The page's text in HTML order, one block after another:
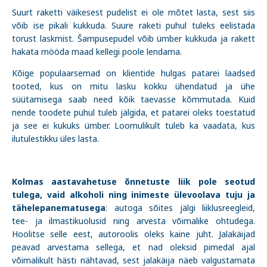
Suurt raketti väikesest pudelist ei ole mõtet lasta, sest siis
võib ise pikali kukkuda. Suure raketi puhul tuleks eelistada
torust laskmist. Šampusepudel võib ümber kukkuda ja rakett
hakata mööda maad kellegi poole lendama.
Kõige populaarsemad on klientide hulgas patarei laadsed
tooted, kus on mitu lasku kokku ühendatud ja ühe
süütamisega saab need kõik taevasse kõmmutada. Kuid
nende toodete puhul tuleb jälgida, et patarei oleks toestatud
ja see ei kukuks ümber. Loomulikult tuleb ka vaadata, kus
ilutulestikku üles lasta.
Kolmas aastavahetuse õnnetuste liik pole seotud
tulega, vaid alkoholi ning inimeste ülevoolava tuju ja
tähelepanematusega: autoga sõites jälgi liiklusreegleid,
tee- ja ilmastikuolusid ning arvesta võimalike ohtudega.
Hoolitse selle eest, autoroolis oleks kaine juht. Jalakäijad
peavad arvestama sellega, et nad oleksid pimedal ajal
võimalikult hästi nähtavad, sest jalakäija näeb valgustamata